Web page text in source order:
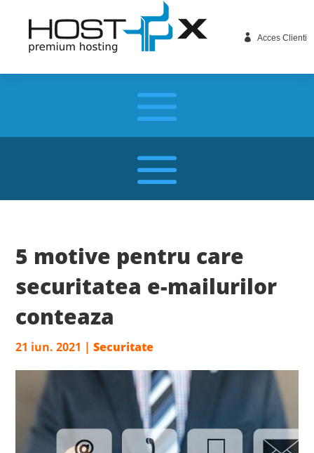
 Acces Clienti
5 motive pentru care
securitatea e-mailurilor
conteaza
21 iun. 2021 |Securitate